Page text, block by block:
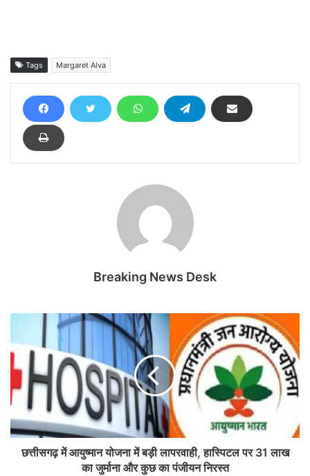
Tags Margaret Alva
Breaking News Desk
छत्तीसगढ़ में आयुष्मान योजना में बड़ी लापरवाही, हास्पिटल पर 31 लाख
का जुर्माना और कुछ का पंजीयन निरस्त